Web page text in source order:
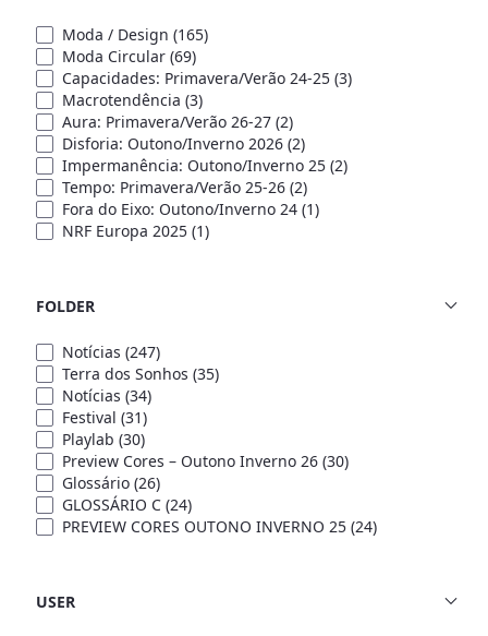
Moda / Design (165)
Moda Circular (69)
Capacidades: Primavera/Verão 24-25 (3)
Macrotendência (3)
Aura: Primavera/Verão 26-27 (2)
Disforia: Outono/Inverno 2026 (2)
Impermanência: Outono/Inverno 25 (2)
Tempo: Primavera/Verão 25-26 (2)
Fora do Eixo: Outono/Inverno 24 (1)
NRF Europa 2025 (1)
FOLDER
Notícias (247)
Terra dos Sonhos (35)
Notícias (34)
Festival (31)
Playlab (30)
Preview Cores – Outono Inverno 26 (30)
Glossário (26)
GLOSSÁRIO C (24)
PREVIEW CORES OUTONO INVERNO 25 (24)
USER